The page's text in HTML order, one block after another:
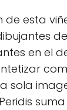
de esta
en el
sola